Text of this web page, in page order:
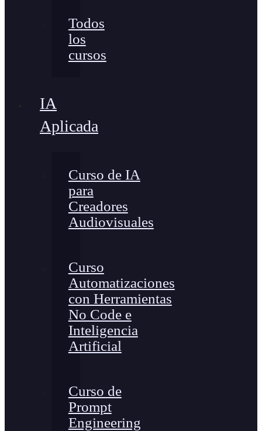
Todos
los
cursos
IA
Aplicada
Curso de IA
para
Creadores
Audiovisuales
Curso
Automatizaciones
con Herramientas
No Code e
Inteligencia
Artificial
Curso de
Prompt
Engineering